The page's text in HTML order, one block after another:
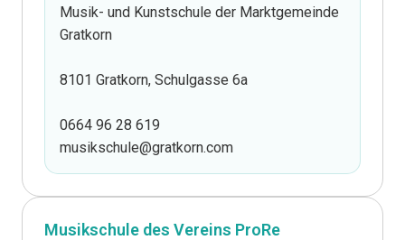
Musik- und Kunstschule der Marktgemeinde
Gratkorn
8101 Gratkorn, Schulgasse 6a
0664 96 28 619
musikschule@gratkorn.com
Musikschule des Vereins ProRe